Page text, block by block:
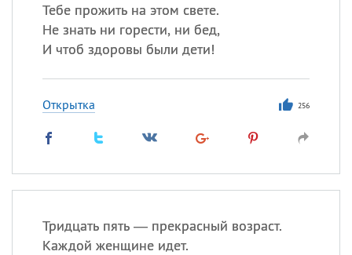
Тебе прожить на этом свете.
Не знать ни горести, ни бед,
И чтоб здоровы были дети!
Открытка 256
Тридцать пять — прекрасный возраст.
Каждой женщине идет.